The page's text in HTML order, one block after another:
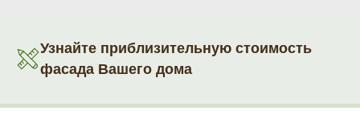
Узнайте приблизительную стоимость
фасада Вашего дома